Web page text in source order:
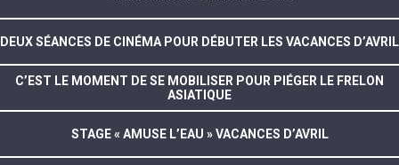
DEUX SÉANCES DE CINÉMA POUR DÉBUTER LES VACANCES D’AVRIL
C’EST LE MOMENT DE SE MOBILISER POUR PIÉGER LE FRELON
ASIATIQUE
STAGE « AMUSE L’EAU » VACANCES D’AVRIL